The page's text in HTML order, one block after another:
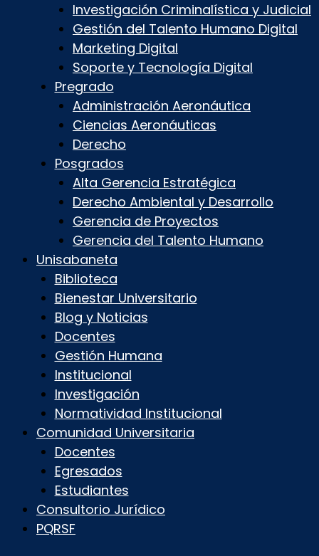
Investigación Criminalística y Judicial
Gestión del Talento Humano Digital
Marketing Digital
Soporte y Tecnología Digital
Pregrado
Administración Aeronáutica
Ciencias Aeronáuticas
Derecho
Posgrados
Alta Gerencia Estratégica
Derecho Ambiental y Desarrollo
Gerencia de Proyectos
Gerencia del Talento Humano
Unisabaneta
Biblioteca
Bienestar Universitario
Blog y Noticias
Docentes
Gestión Humana
Institucional
Investigación
Normatividad Institucional
Comunidad Universitaria
Docentes
Egresados
Estudiantes
Consultorio Jurídico
PQRSF